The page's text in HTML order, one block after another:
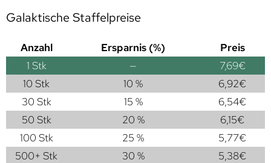
Galaktische Staffelpreise
Anzahl Ersparnis (%)
Preis
1 Stk — 7,69€
10 Stk
10 % 6,92€
30 Stk
15 % 6,54€
50 Stk
20 % 6,15€
100 Stk
25 % 5,77€
500+ Stk
30 % 5,38€